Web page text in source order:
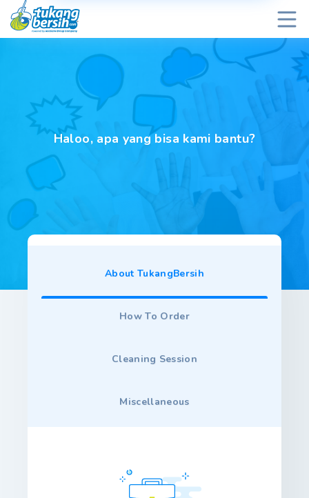
Haloo, apa yang bisa kami bantu?
About TukangBersih
How To Order
Cleaning Session
Miscellaneous